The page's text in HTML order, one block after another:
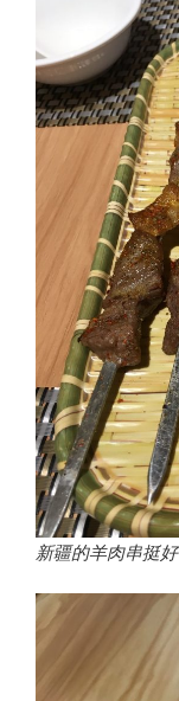
新疆的羊肉串挺好